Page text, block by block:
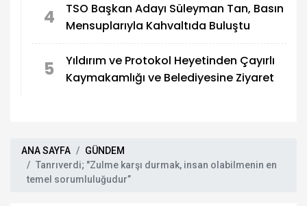
4
TSO Başkan Adayı Süleyman Tan, Basın
Mensuplarıyla Kahvaltıda Buluştu
5
Yıldırım ve Protokol Heyetinden Çayırlı
Kaymakamlığı ve Belediyesine Ziyaret
ANA SAYFA
GÜNDEM
Tanrıverdi; "Zulme karşı durmak, insan olabilmenin en
temel sorumluluğudur’’